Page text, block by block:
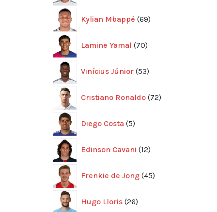
Kylian Mbappé 69
produkter
Lamine Yamal 70
produkter
Vinícius Júnior 53
produkter
Cristiano Ronaldo 72
produkter
Diego Costa 5
produkter
Edinson Cavani 12
produkter
Frenkie de Jong 45
produkter
Hugo Lloris 26
produkter